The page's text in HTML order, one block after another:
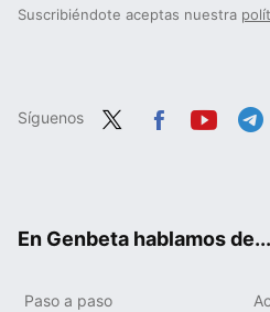
Suscribiéndote aceptas nuestra
Síguenos
En Genbeta hablamos de...
Paso a paso